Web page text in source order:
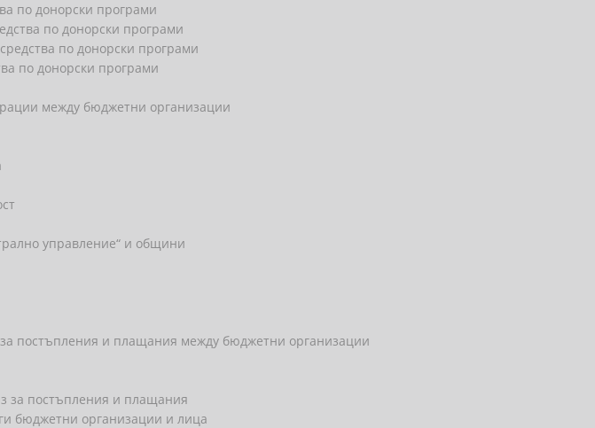
по донорски програми
по донорски програми
по донорски програми
по донорски програми
между бюджетни организации
управление“ и общини
постъпления и плащания между бюджетни организации
за постъпления и плащания
бюджетни организации и лица